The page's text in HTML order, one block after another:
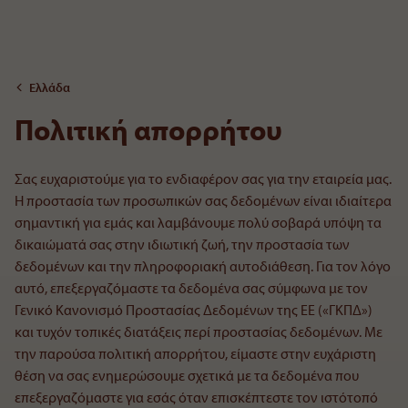
Στο περιεχόμενο
Ελλάδα
Πολιτική απορρήτου
Σας ευχαριστούμε για το ενδιαφέρον σας για την εταιρεία μας.
Η προστασία των προσωπικών σας δεδομένων είναι ιδιαίτερα
σημαντική για εμάς και λαμβάνουμε πολύ σοβαρά υπόψη τα
δικαιώματά σας στην ιδιωτική ζωή, την προστασία των
δεδομένων και την πληροφοριακή αυτοδιάθεση. Για τον λόγο
αυτό, επεξεργαζόμαστε τα δεδομένα σας σύμφωνα με τον
Γενικό Κανονισμό Προστασίας Δεδομένων της ΕΕ («ΓΚΠΔ»)
και τυχόν τοπικές διατάξεις περί προστασίας δεδομένων. Με
την παρούσα πολιτική απορρήτου, είμαστε στην ευχάριστη
θέση να σας ενημερώσουμε σχετικά με τα δεδομένα που
επεξεργαζόμαστε για εσάς όταν επισκέπτεστε τον ιστότοπό